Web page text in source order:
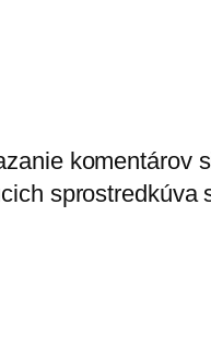
komentárov
sprostredkúva